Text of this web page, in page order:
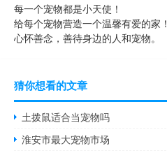
每一个宠物都是小天使！
给每个宠物营造一个温馨有爱的家！
心怀善念，善待身边的人和宠物。
猜你想看的文章
土拨鼠适合当宠物吗
淮安市最大宠物市场